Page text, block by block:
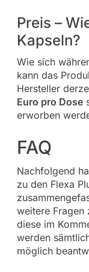
Preis –
Kapseln?
Wie sich
kann das
Hersteller
Euro pro Dose
erworben
FAQ
Nachfolgend
zu den Flexa
weitere Fragen
diese im
werden
möglich